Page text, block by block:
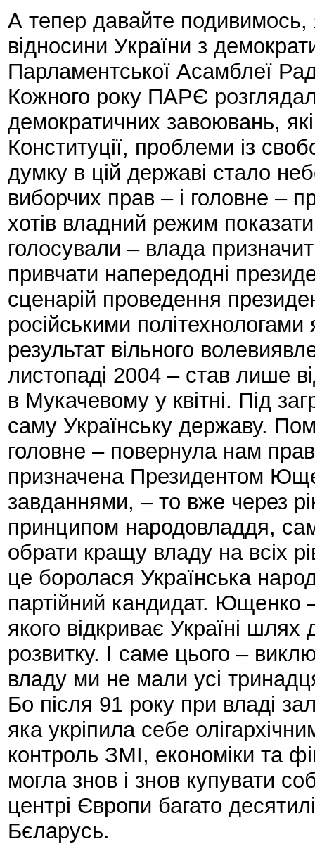
А тепер давайте подивимось,
відносини України з
Парламентської Асамблеї
Кожного року ПАРЄ
демократичних завоювань, які
Конституції, проблеми із
думку в цій державі стало
виборчих прав – і головне –
хотів владний режим
голосували – влада
привчати напередодні
сценарій проведення
російськими
результат вільного
листопаді 2004 – став лише
в Мукачевому у квітні. Під
саму Українську державу.
головне – повернула нам
призначена Президентом
завданнями, – то вже через
принципом народовладдя,
обрати кращу владу на всіх
це боролася Українська
партійний кандидат. Ющенко
якого відкриває Україні
розвитку. І саме цього –
владу ми не мали усі
Бо після 91 року при владі
яка укріпила себе
контроль ЗМІ, економіки та
могла знов і знов купувати
центрі Європи багато
Бєларусь.